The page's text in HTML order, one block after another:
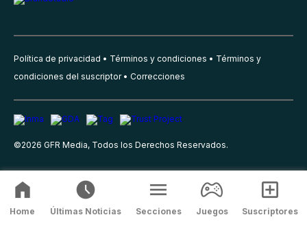
Política de privacidad Términos y condiciones
Términos y
condiciones del suscriptor
Correcciones
©2026 GFR Media, Todos los Derechos Reservados.
Home Últimas Noticias Secciones Juegos Suscriptores